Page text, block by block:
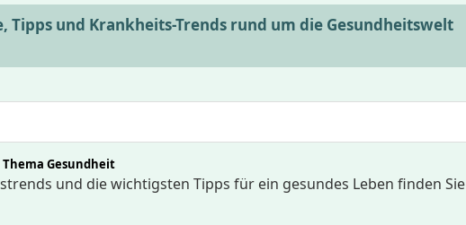
Tipps und Krankheits-Trends rund um die Gesundheitswelt
Gesundheit
und die wichtigsten Tipps für ein gesundes Leben finden Sie